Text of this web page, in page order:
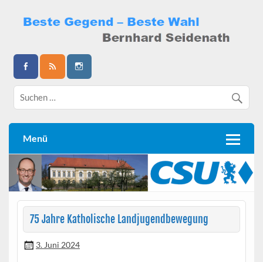
content
Bernhard Seidenath
Menü
75 Jahre Katholische Landjugendbewegung
3. Juni 2024